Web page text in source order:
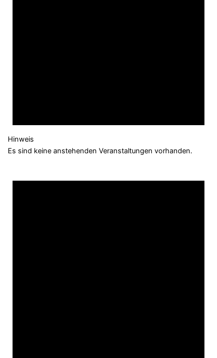
Hinweis
Es sind keine anstehenden Veranstaltungen vorhanden.